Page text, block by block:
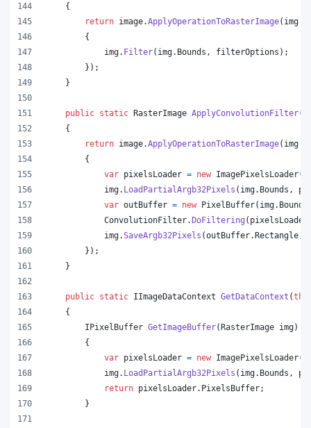
{
return image.ApplyOperationToRasterImage( img
{
img. Filter( img. Bounds , filterOptions ) ;
} ) ;
}
public static RasterImage ApplyConvolutionFilter(
{
return image.ApplyOperationToRasterImage( img
{
var pixelsLoader = new ImagePixelsLoader(
img. LoadPartialArgb32Pixels ( img. Bounds ,
var outBuffer = new PixelBuffer( img. Bounds
ConvolutionFilter.DoFiltering ( pixelsLoader
img.SaveArgb32Pixels (outBuffer.Rectangle
} ) ;
}
public static IImageDataContext GetDataContext (
{
IPixelBuffer GetImageBuffer(RasterImage img)
{
var pixelsLoader = new ImagePixelsLoader(
img. LoadPartialArgb32Pixels ( img. Bounds ,
return pixelsLoader. PixelsBuffer;
}